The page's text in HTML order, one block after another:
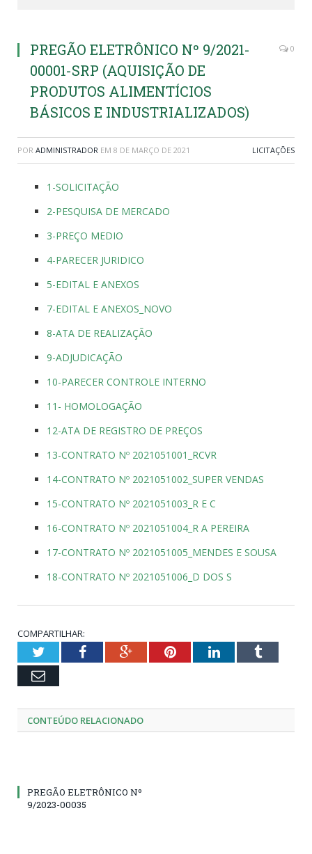
PREGÃO ELETRÔNICO Nº 9/2021-
00001-SRP (AQUISIÇÃO DE
PRODUTOS ALIMENTÍCIOS
BÁSICOS E INDUSTRIALIZADOS)
0
POR ADMINISTRADOR EM 8 DE MARÇO DE 2021 LICITAÇÕES
1-SOLICITAÇÃO
2-PESQUISA DE MERCADO
3-PREÇO MEDIO
4-PARECER JURIDICO
5-EDITAL E ANEXOS
7-EDITAL E ANEXOS_NOVO
8-ATA DE REALIZAÇÃO
9-ADJUDICAÇÃO
10-PARECER CONTROLE INTERNO
11- HOMOLOGAÇÃO
12-ATA DE REGISTRO DE PREÇOS
13-CONTRATO Nº 2021051001_RCVR
14-CONTRATO Nº 2021051002_SUPER VENDAS
15-CONTRATO Nº 2021051003_R E C
16-CONTRATO Nº 2021051004_R A PEREIRA
17-CONTRATO Nº 2021051005_MENDES E SOUSA
18-CONTRATO Nº 2021051006_D DOS S
COMPARTILHAR:
TwitterFacebookGoogle+PinterestLinkedInTumblr
Email
CONTEÚDO RELACIONADO
PREGÃO ELETRÔNICO Nº
9/2023-00035